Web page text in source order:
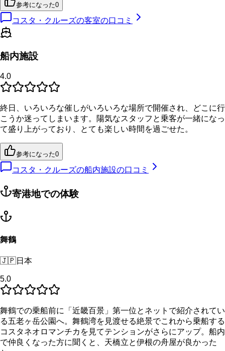
参考になった0
コスタ・クルーズの客室の口コミ
船内施設
4.0
終日、いろいろな催しがいろいろな場所で開催され、どこに行
こうか迷ってしまいます。陽気なスタッフと乗客が一緒になっ
て盛り上がっており、とても楽しい時間を過ごせた。
参考になった0
コスタ・クルーズの船内施設の口コミ
寄港地での体験
舞鶴
🇯🇵日本
5.0
舞鶴での乗船前に「近畿百景」第一位とネットで紹介されてい
る五老ヶ岳公園へ。舞鶴湾を見渡せる絶景でこれから乗船する
コスタネオロマンチカを見てテンションがさらにアップ。船内
で仲良くなった方に聞くと、天橋立と伊根の舟屋が良かった